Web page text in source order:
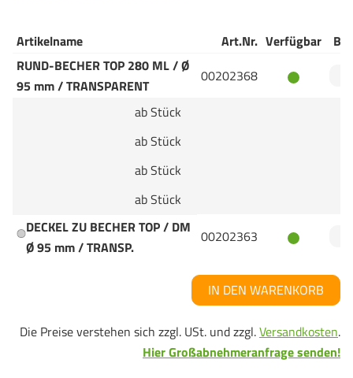
Artikelname Art.Nr. Verfügbar
RUND-BECHER TOP 280 ML / Ø
95 mm / TRANSPARENT
00202368
ab Stück
ab Stück
ab Stück
ab Stück
DECKEL ZU BECHER TOP / DM
Ø 95 mm / TRANSP.
00202363
IN DEN WARENKORB
Die Preise verstehen sich zzgl. USt. und zzgl.Versandkosten.
Hier Großabnehmeranfrage senden!